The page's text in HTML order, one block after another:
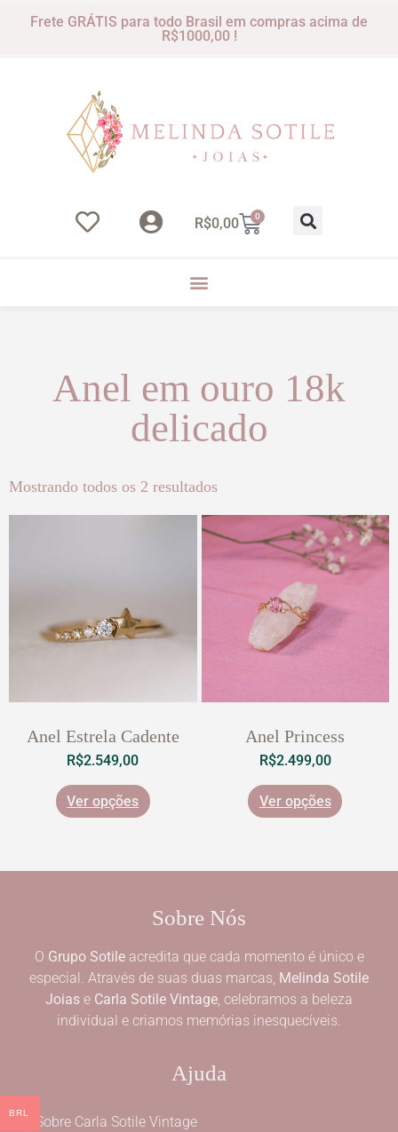
Frete GRÁTIS para todo Brasil em compras acima de
R$1000,00 !
R$0,00 0
Anel em ouro 18k
delicado
Mostrando todos os 2 resultados
Anel Estrela Cadente
R$2.549,00
Ver opções
Anel Princess
R$2.499,00
Ver opções
Sobre Nós
O Grupo Sotileacredita que cada momento é único e
especial. Através de suas duas marcas, Melinda Sotile
Joias e Carla Sotile Vintage, celebramos a beleza
individual e criamos memórias inesquecíveis.
Ajuda
Sobre Carla Sotile Vintage
BRL